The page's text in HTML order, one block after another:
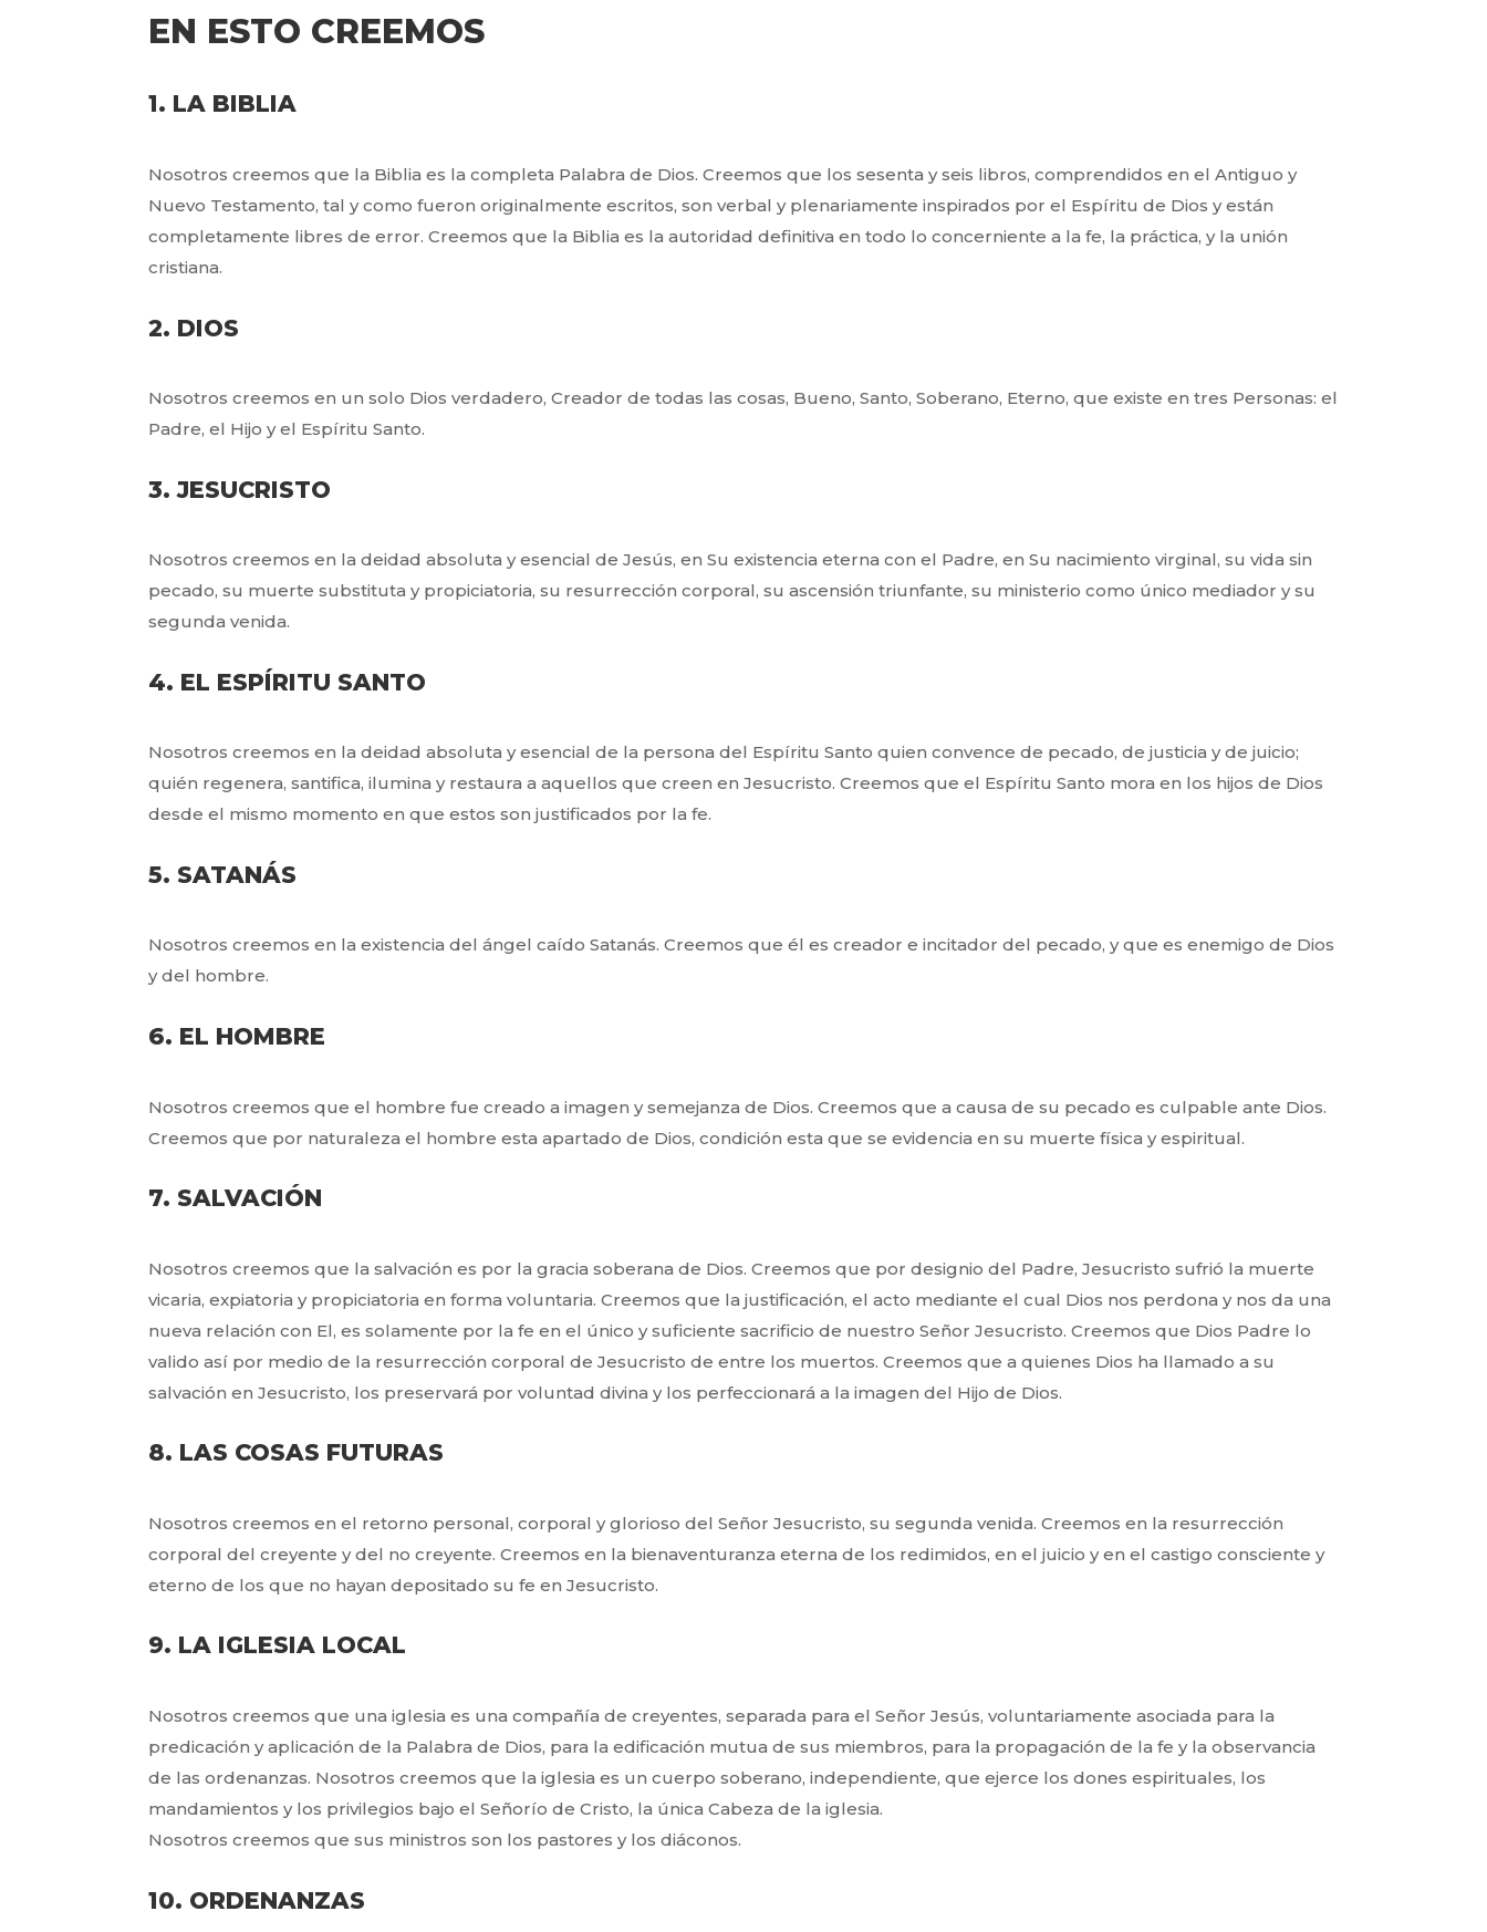
EN ESTO CREEMOS
1. LA BIBLIA
Nosotros creemos que la Biblia es la completa Palabra de Dios. Creemos que los sesenta y seis libros, comprendidos enel Antiguo y
Nuevo Testamento, tal y como fueron originalmente escritos, son verbal y plenariamente inspirados por el Espíritu de Dios y están
completamente libres de error. Creemos que la Biblia es la autoridad definitiva en todo loconcerniente a la fe, la práctica, y la unión
cristiana.
2. DIOS
Nosotros creemos en un solo Dios verdadero, Creador de todas las cosas, Bueno, Santo, Soberano, Eterno, que existe en tres Personas: el
Padre, el Hijo y el Espíritu Santo.
3. JESUCRISTO
Nosotros creemos en la deidad absoluta y esencial de Jesús, en Su existencia eterna con el Padre, en Su nacimientovirginal, su vida sin
pecado, su muerte substituta y propiciatoria, su resurrección corporal, su ascensión triunfante, su ministerio como único mediador y su
segunda venida.
4. EL ESPÍRITU SANTO
Nosotros creemos en la deidad absoluta y esencial de la persona del Espíritu Santo quien convence de pecado, de justiciay de juicio;
quién regenera, santifica, ilumina y restaura a aquellos que creen en Jesucristo. Creemos que el Espíritu Santo mora en los hijos de Dios
desde el mismo momento en que estos son justificados por la fe.
5. SATANÁS
Nosotros creemos en la existencia del ángel caído Satanás. Creemos que él es creador e incitador del pecado, y que esenemigo de Dios
y del hombre.
6. EL HOMBRE
Nosotros creemos que el hombre fue creado a imagen y semejanza de Dios. Creemos que a causa de su pecado esculpable ante Dios.
Creemos que por naturaleza el hombre esta apartado de Dios, condición esta que se evidencia en su muerte física y espiritual.
7. SALVACIÓN
Nosotros creemos que la salvación es por la gracia soberana de Dios. Creemos que por designio del Padre, Jesucristosufrió la muerte
vicaria, expiatoria y propiciatoria en forma voluntaria. Creemos que la justificación, el acto mediante elcual Dios nos perdona y nos da una
nueva relación con El, es solamente por la fe en el único y suficiente sacrificio de nuestro Señor Jesucristo. Creemos que Dios Padre lo
valido así por medio de la resurrección corporal de Jesucristo deentre los muertos. Creemos que a quienes Dios ha llamado a su
salvación en Jesucristo, los preservará por voluntad divinay los perfeccionará a la imagen del Hijo de Dios.
8. LAS COSAS FUTURAS
Nosotros creemos en el retorno personal, corporal y glorioso del Señor Jesucristo, su segunda venida. Creemos en la resurrección
corporal del creyente y del no creyente. Creemos en la bienaventuranza eterna de los redimidos, en el juicioy en el castigo consciente y
eterno de los que no hayan depositado su fe en Jesucristo.
9. LA IGLESIA LOCAL
Nosotros creemos que una iglesia es una compañía de creyentes, separada para el Señor Jesús, voluntariamente asociada para la
predicación y aplicación de la Palabra de Dios, para la edificación mutua de sus miembros, para la propagación de la fe y la observancia
de las ordenanzas. Nosotros creemos que la iglesia es un cuerpo soberano, independiente, queejerce los dones espirituales, los
mandamientos y los privilegios bajo el Señorío de Cristo, la única Cabeza de la iglesia.
Nosotros creemos que sus ministros son los pastores y los diáconos.
10. ORDENANZAS